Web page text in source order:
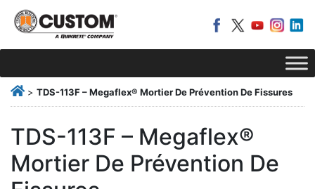
> TDS-113F – Megaflex® Mortier De Prévention De Fissures
TDS-113F – Megaflex®
Mortier De Prévention De